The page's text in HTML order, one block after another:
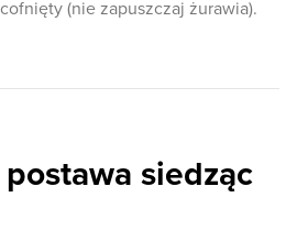
(nie zapuszczaj żurawia).
siedząc